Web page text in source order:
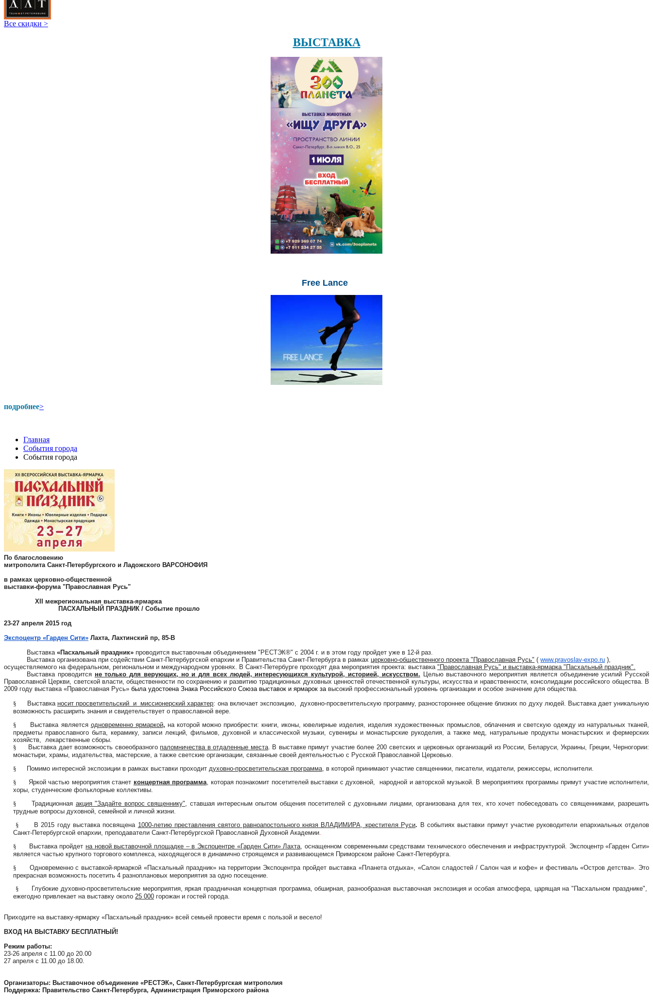
Все скидки >
ВЫСТАВКА
Free Lance
подробнее>
Главная
События города
События города
По благословению
митрополита Санкт-Петербургского и Ладожского ВАРСОНОФИЯ
в рамках церковно-общественной
выставки-форума "Православная Русь"
XII межрегиональная выставка-ярмарка
ПАСХАЛЬНЫЙ ПРАЗДНИК / Событие прошло
23-27 апреля 2015 год
Экспоцентр «Гарден Сити» Лахта, Лахтинский пр, 85-В
Выставка«Пасхальный праздник» проводится выставочным объединением "РЕСТЭК®" с 2004 г. и в этом году пройдет уже в 12-й раз.
Выставка организована при содействии Санкт-Петербургской епархии и Правительства Санкт-Петербурга в рамках церковно-общественного проекта "Православная Русь" (www.pravoslav-expo.ru ),
осуществляемого на федеральном, региональном и международном уровнях. В Санкт-Петербурге проходят два мероприятия проекта: выставка "Православная Русь" и выставка-ярмарка "Пасхальный праздник".
Выставка проводится не только для верующих, но и для всех людей, интересующихся культурой, историей, искусством. Целью выставочного мероприятия является объединение усилий Русской
Православной Церкви, светской власти, общественности по сохранению и развитию традиционных духовных ценностей отечественной культуры, искусства и нравственности, консолидации российского общества. В
2009 году выставка «Православная Русь» была удостоена Знака Российского Союза выставок и ярмарок завысокий профессиональный уровень организации и особое значение для общества.
§
Выставка носит просветительский и миссионерский характер: она включает экспозицию, духовно-просветительскую программу, разностороннее общение близких по духу людей. Выставка дает уникальную
возможность расширить знания и свидетельствует о православной вере.
§
Выставка является одновременно ярмаркой, на которой можно приобрести: книги, иконы, ювелирные изделия, изделия художественных промыслов, облачения и светскую одежду из натуральных тканей,
предметы православного быта, керамику, записи лекций, фильмов, духовной и классической музыки, сувениры и монастырские рукоделия, а также мед, натуральные продукты монастырских и фермерских
хозяйств, лекарственные сборы.
§
Выставка дает возможность своеобразного паломничества в отдаленные места. В выставке примут участие более 200 светских и церковных организаций из России, Беларуси, Украины, Греции, Черногории:
монастыри, храмы, издательства, мастерские, а также светские организации, связанные своей деятельностью с Русской Православной Церковью.
§
Помимо интересной экспозиции в рамках выставки проходит духовно-просветительская программа, в которой принимают участие священники, писатели, издатели, режиссеры, исполнители.
§
Яркой частью мероприятия станет концертная программа, которая познакомит посетителей выставки с духовной, народной и авторской музыкой. В мероприятиях программы примут участие исполнители,
хоры, студенческие фольклорные коллективы.
§
Традиционная акция "Задайте вопрос священнику", ставшая интересным опытом общения посетителей с духовными лицами, организована для тех, кто хочет побеседовать со священниками, разрешить
трудные вопросы духовной, семейной и личной жизни.
§
В 2015 году выставка посвящена 1000-летию преставления святого равноапостольного князя ВЛАДИМИРА, крестителя Руси. В событиях выставки примут участие руководители епархиальных отделов
Санкт-Петербургской епархии, преподаватели Санкт-Петербургской Православной Духовной Академии.
§
Выставка пройдет на новой выставочной площадке – в Экспоцентре «Гарден Сити» Лахта , оснащенном современными средствами технического обеспечения и инфраструктурой. Экспоцентр «Гарден Сити»
является частью крупного торгового комплекса, находящегося в динамично строящемся и развивающемся Приморском районе Санкт-Петербурга.
§
Одновременно с выставкой-ярмаркой «Пасхальный праздник» на территории Экспоцентра пройдет выставка «Планета отдыха», «Салон сладостей / Салон чая и кофе» и фестиваль «Остров детства». Это
прекрасная возможность посетить 4 разноплановых мероприятия за одно посещение.
§
Глубокие духовно-просветительские мероприятия, яркая праздничная концертная программа, обширная, разнообразная выставочная экспозиция и особая атмосфера, царящая на "Пасхальном празднике",
ежегодно привлекает на выставку около 25 000горожан и гостей города.
Приходите на выставку-ярмарку «Пасхальный праздник» всей семьей провести время с пользой и весело!
ВХОД НА ВЫСТАВКУ БЕСПЛАТНЫЙ!
Режим работы:
23-26 апреля с 11.00 до 20.00
27 апреля с 11.00 до 18.00.
Организаторы: Выставочное объединение «РЕСТЭК», Санкт-Петербургская митрополия
Поддержка: Правительство Санкт-Петербурга, Администрация Приморского района